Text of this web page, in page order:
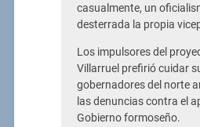
casualmente, un
desterrada la propia
Los impulsores del
Villarruel prefirió cuidar
gobernadores del norte
las denuncias contra el
Gobierno formoseño.